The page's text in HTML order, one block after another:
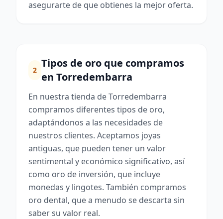
asegurarte de que obtienes la mejor oferta.
2
Tipos de oro que compramos
en Torredembarra
En nuestra tienda de Torredembarra
compramos diferentes tipos de oro,
adaptándonos a las necesidades de
nuestros clientes. Aceptamos joyas
antiguas, que pueden tener un valor
sentimental y económico significativo, así
como oro de inversión, que incluye
monedas y lingotes. También compramos
oro dental, que a menudo se descarta sin
saber su valor real.